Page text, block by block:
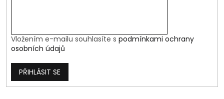
Vložením e-mailu souhlasíte s podmínkami ochrany
osobních údajů
PŘIHLÁSIT SE